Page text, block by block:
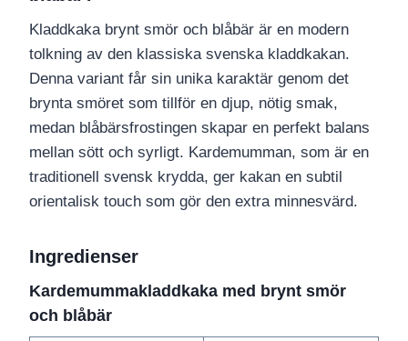
Kladdkaka brynt smör och blåbär är en modern
tolkning av den klassiska svenska kladdkakan.
Denna variant får sin unika karaktär genom det
brynta smöret som tillför en djup, nötig smak,
medan blåbärsfrostingen skapar en perfekt balans
mellan sött och syrligt. Kardemumman, som är en
traditionell svensk krydda, ger kakan en subtil
orientalisk touch som gör den extra minnesvärd.
Ingredienser
Kardemummakladdkaka med brynt smör
och blåbär